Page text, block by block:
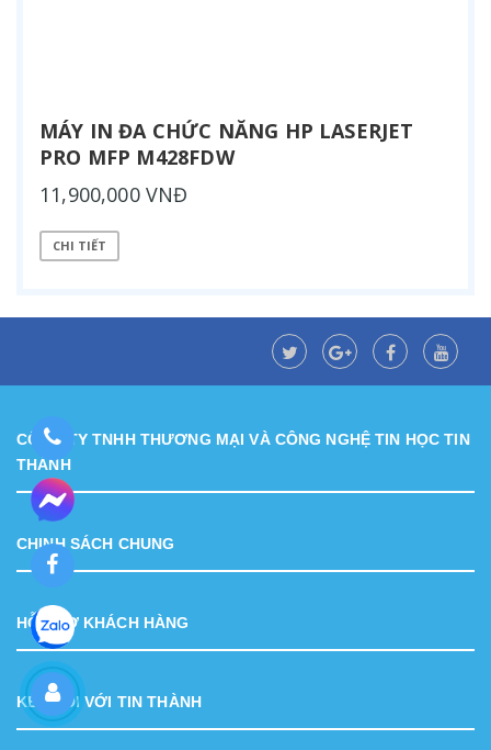
MÁY IN ĐA CHỨC NĂNG HP LASERJET
PRO MFP M428FDW
11,900,000 VNĐ
CHI TIẾT
CÔNG TY TNHH THƯƠNG MẠI VÀ CÔNG NGHỆ TIN HỌC TIN
THÀNH
CHINH SÁCH CHUNG
HỖ TRỢ KHÁCH HÀNG
KẾT NỐI VỚI TIN THÀNH